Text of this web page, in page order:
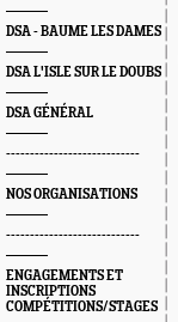
DSA - BAUME LES DAMES
DSA L'ISLE SUR LE DOUBS
DSA GÉNÉRAL
----------------------------
NOS ORGANISATIONS
----------------------------
ENGAGEMENTS ET
INSCRIPTIONS
COMPÉTITIONS/STAGES